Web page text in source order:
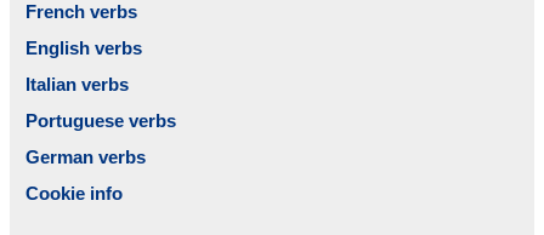
French verbs
English verbs
Italian verbs
Portuguese verbs
German verbs
Cookie info